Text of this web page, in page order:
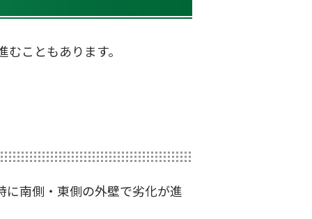
こともあります。
南側・東側の外壁で劣化が進